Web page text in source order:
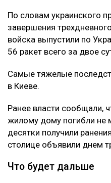
По словам украинского
завершения
войска выпустили по
56 ракет всего за двое
Самые тяжелые
в Киеве.
Ранее власти сообщали,
жилому дому погибли не
десятки получили
столице объявили днем
Что будет дальше